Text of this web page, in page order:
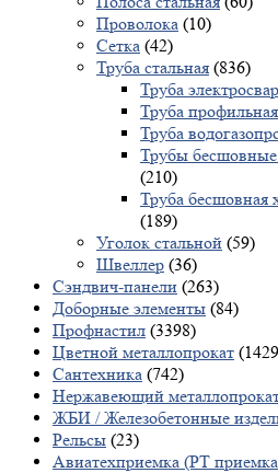
Проволока (10)
Сетка (42)
Труба стальная (836)
Труба
Труба
Труба
Трубы
(210)
Труба бесшовная
(189)
Уголок стальной (59)
Швеллер (36)
Сэндвич-панели (263)
Доборные элементы (84)
Профнастил (3398)
Цветной металлопрокат
Сантехника (742)
Нержавеющий
ЖБИ / Железобетонные
Рельсы (23)
Авиатехприемка (РТ